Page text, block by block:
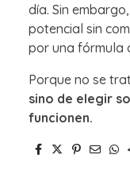
día. Sin
potencial sin
por una fórmula
Porque no se
sino de elegir
funcionen.